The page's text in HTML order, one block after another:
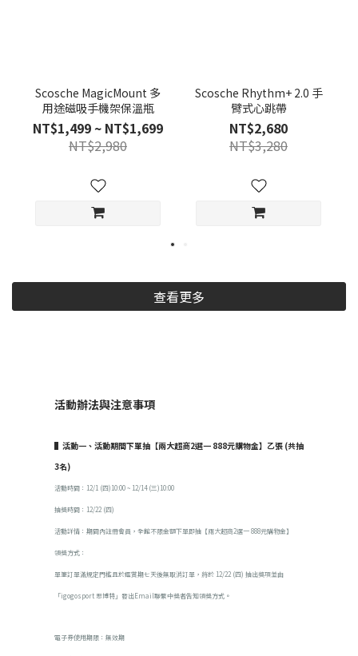
Scosche MagicMount 多
用途磁吸手機架保溫瓶
NT$1,499 ~ NT$1,699
NT$2,980
Scosche Rhythm+ 2.0 手
臂式心跳帶
NT$2,680
NT$3,280
查看更多
活動辦法與注意事項
▌活動一、活動期間下單抽【兩大超商2選一 888元購物金】乙張 (共抽
3名)
活動時間：12/1 (四)10:00 ~ 12/14 (三)10:00
抽獎時間：12/22 (四)
活動詳情：期間內註冊會員，全館不限金額下單即抽【兩大超商2選一 888元購物金】
領獎方式：
單筆訂單滿規定門檻且於鑑賞期七天後無取消訂單，將於 12/22 (四) 抽出獎項並由
「igogosport 思博特」發出Email聯繫中獎者告知領獎方式。
電子券使用期限：無效期